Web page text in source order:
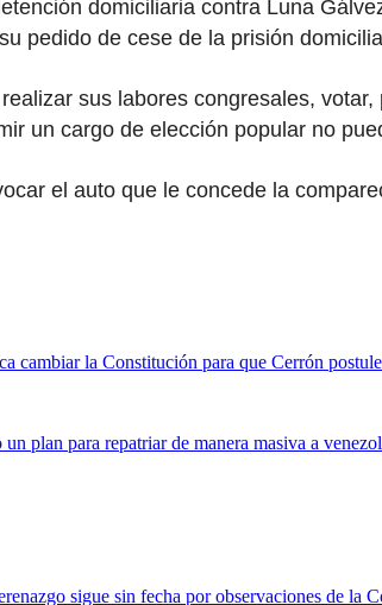
domiciliaria contra Luna
pedido de cese de la prisión
sus labores congresales,
un cargo de elección popular no
el auto que le concede la
cambiar la Constitución para que Cerrón
plan para repatriar de manera masiva a